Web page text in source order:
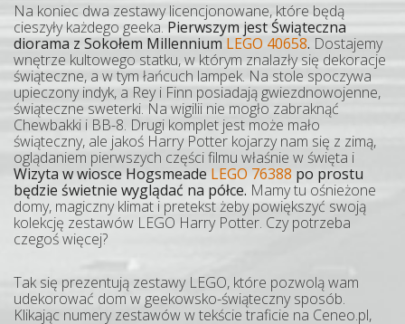
Na koniec dwa zestawy licencjonowane, które będą
cieszyły każdego geeka. Pierwszym jest Świąteczna
diorama z Sokołem Millennium LEGO 40658. Dostajemy
wnętrze kultowego statku, w którym znalazły się dekoracje
świąteczne, a w tym łańcuch lampek. Na stole spoczywa
upieczony indyk, a Rey i Finn posiadają gwiezdnowojenne,
świąteczne sweterki. Na wigilii nie mogło zabraknąć
Chewbakki i BB-8. Drugi komplet jest może mało
świąteczny, ale jakoś Harry Potter kojarzy nam się z zimą,
oglądaniem pierwszych części filmu właśnie w święta i
Wizyta w wiosce Hogsmeade LEGO 76388 po prostu
będzie świetnie wyglądać na półce. Mamy tu ośnieżone
domy, magiczny klimat i pretekst żeby powiększyć swoją
kolekcję zestawów LEGO Harry Potter. Czy potrzeba
czegoś więcej?
Tak się prezentują zestawy LEGO, które pozwolą wam
udekorować dom w geekowsko-świąteczny sposób.
Klikając numery zestawów w tekście traficie na Ceneo.pl,